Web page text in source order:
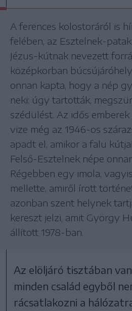
A ferences kolostoráról is
felében, az Esztelnek-
Jézus-kútnak nevezett
középkorban
onnan kapta, hogy a nép
neki: úgy tartották,
szédülést. Az idős
vize még az 1946-os
apadt el, amikor a falu
Felső-Esztelnek népe
Régebben egy imola,
mellette, amiről írott
azonban szent helynek
kereszt jelzi, amit György
állított 1978-ban.
Az elöljáró tisztában
minden család egyből
rácsatlakozni a